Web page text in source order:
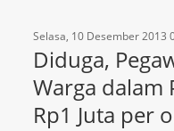
Selasa, 10 Desember 2013
Diduga,
Warga dalam
Rp1 Juta per